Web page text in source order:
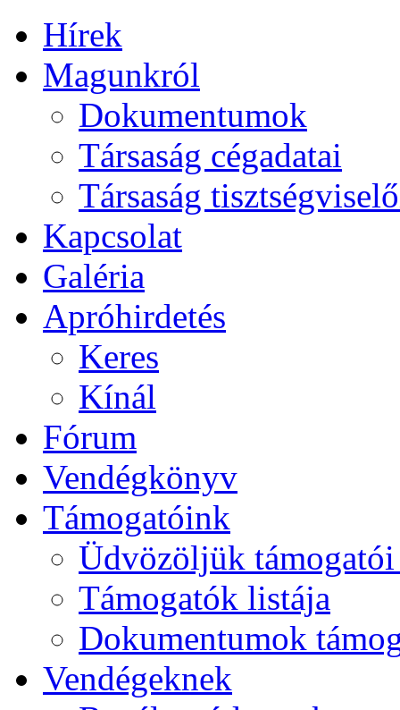
Hírek
Magunkról
Dokumentumok
Társaság cégadatai
Társaság
Kapcsolat
Galéria
Apróhirdetés
Keres
Kínál
Fórum
Vendégkönyv
Támogatóink
Üdvözöljük
Támogatók listája
Dokumentumok
Vendégeknek